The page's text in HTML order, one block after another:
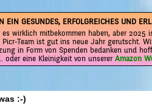
EIN GESUNDES, ERFOLGREICHES UND
es wirklich mitbekommen haben, aber 2025
Picr-Team ist gut ins neue Jahr gerutscht.
in Form von Spenden bedanken und
oder eine Kleinigkeit von unsererAmazon
:-)